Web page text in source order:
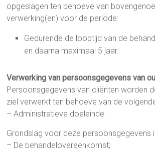
opgeslagen ten behoeve van
verwerking(en) voor de periode:
Gedurende de looptijd van de
en daarna maximaal 5 jaar.
Verwerking van persoonsgegevens van
Persoonsgegevens van cliënten worden
ziel verwerkt ten behoeve van de
– Administratieve doeleinde.
Grondslag voor deze persoonsgegevens
– De behandelovereenkomst;